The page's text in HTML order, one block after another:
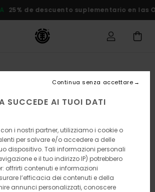
de descuento suplementario en las
SUCCEDE AI TUOI DATI
i nostri partner, utilizziamo i cookie o
per salvare e/o accedere a delle
dispositivo. Tali informazioni personali
e il tuo indirizzo IP) potrebbero
offrirti contenuti e informazioni
l’efficacia dei contenuti e della
annunci personalizzati, conoscere
Continua senza accettare